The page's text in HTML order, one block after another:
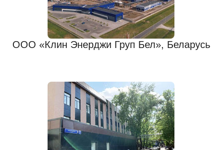
ООО «Клин Энерджи Груп Бел», Беларусь